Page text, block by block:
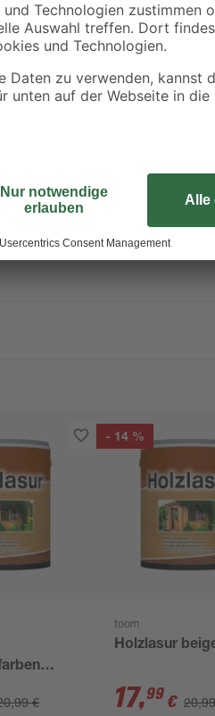
einer langanhaltenden
Anstrich eine Fläche von
Anstriche empfohlen.
Stunden, sodass du dein
Erfahre mehr darüber, wie
Außenbereich schaffst.
Kann allergische Reaktionen
€
- 14 %
toom
Holzlasur
17,99 €